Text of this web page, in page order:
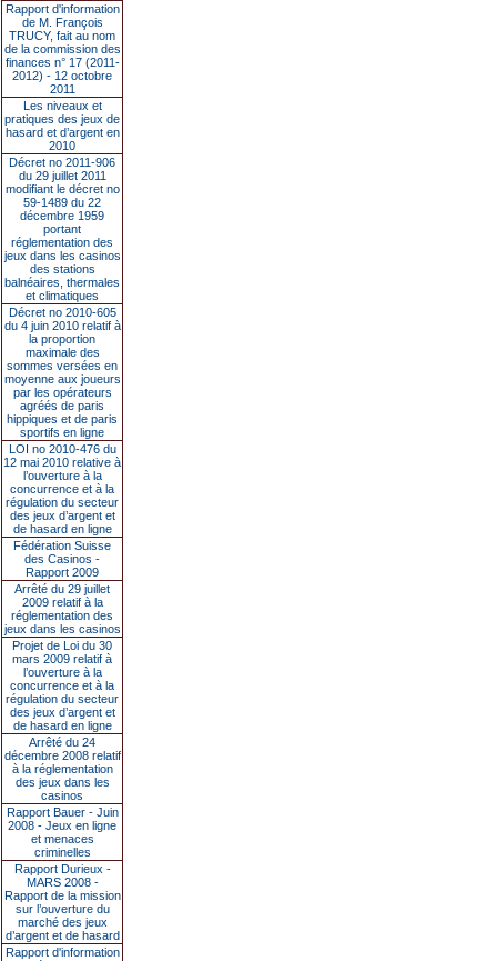
Rapport d'information
de M. François
TRUCY, fait au nom
de la commission des
finances n° 17 (2011-
2012) - 12 octobre
2011
Les niveaux et
pratiques des jeux de
hasard et d’argent en
2010
Décret no 2011-906
du 29 juillet 2011
modifiant le décret no
59-1489 du 22
décembre 1959
portant
réglementation des
jeux dans les casinos
des stations
balnéaires, thermales
et climatiques
Décret no 2010-605
du 4 juin 2010 relatif à
la proportion
maximale des
sommes versées en
moyenne aux joueurs
par les opérateurs
agréés de paris
hippiques et de paris
sportifs en ligne
LOI no 2010-476 du
12 mai 2010 relative à
l’ouverture à la
concurrence et à la
régulation du secteur
des jeux d’argent et
de hasard en ligne
Fédération Suisse
des Casinos -
Rapport 2009
Arrêté du 29 juillet
2009 relatif à la
réglementation des
jeux dans les casinos
Projet de Loi du 30
mars 2009 relatif à
l’ouverture à la
concurrence et à la
régulation du secteur
des jeux d’argent et
de hasard en ligne
Arrêté du 24
décembre 2008 relatif
à la réglementation
des jeux dans les
casinos
Rapport Bauer - Juin
2008 - Jeux en ligne
et menaces
criminelles
Rapport Durieux -
MARS 2008 -
Rapport de la mission
sur l’ouverture du
marché des jeux
d’argent et de hasard
Rapport d'information